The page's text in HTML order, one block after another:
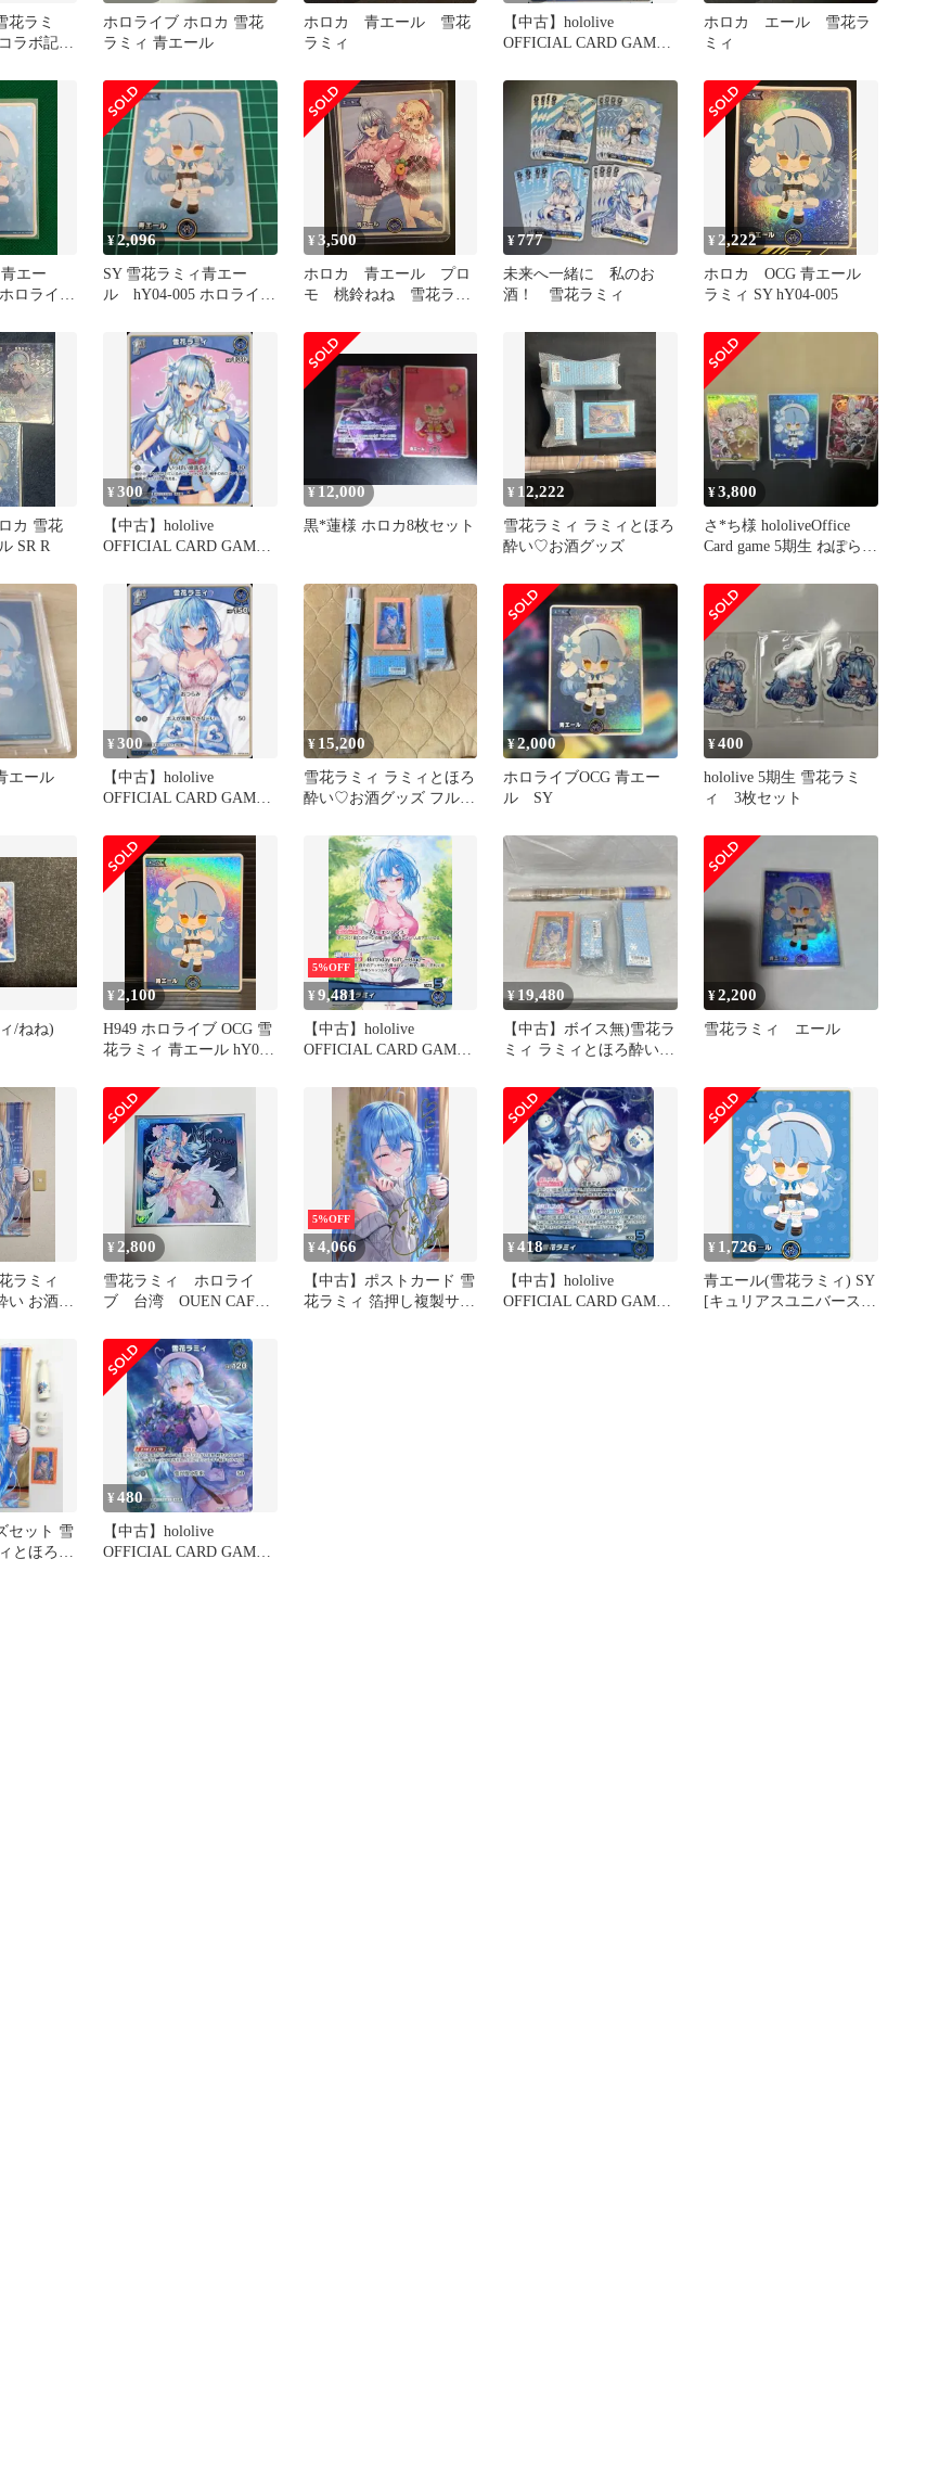
ラミ
ラボ記
ホロライブ ホロカ 雪花
ラミィ 青エール
ホロカ 青エール 雪花
ラミィ
【中古】hololive
OFFICIAL CARD GAME
ィ
ホロカ エール 雪花ラ
ミィ
エー
ロライブ
¥2,096
SY 雪花ラミィ青エー
ル hY04-005 ホロライブ
¥3,500
ホロカ 青エール プロ
モ 桃鈴ねね 雪花ラミ
¥777
未来へ一緒に 私のお
酒！ 雪花ラミィ
¥ 2,222
ホロカ OCG 青エール
ラミィ SY hY04-005
カ 雪花
SR R
¥300
【中古】hololive
OFFICIAL CARD GAME
¥12,000
黒*蓮様 ホロカ8枚セット
¥ 12,222
雪花ラミィ ラミィとほろ
酔い♡お酒グッズ
¥3,800
さ*ち様 hololiveOffice
Card game 5期生 ねぽらぼ
エール
¥300
【中古】hololive
OFFICIAL CARD GAME
ィ
¥ 15,200
雪花ラミィ ラミィとほろ
酔い♡お酒グッズ フルセ
¥2,000
ホロライブOCG 青エー
ル SY
¥400
hololive 5期生 雪花ラミ
ィ 3枚セット
/ねね)
¥ 2,100
H949 ホロライブ OCG 雪
花ラミィ 青エール hY04-
5%OFF
¥9,481
【中古】hololive
OFFICIAL CARD GAME
ィ/[フルセット購入特典]
¥19,480
【中古】ボイス無)雪花ラ
ミィ ラミィとほろ酔い&
直筆サイン入りポストカ
ード入[91]
¥2,200
雪花ラミィ エール
ラミィ
い お酒グ
¥ 2,800
雪花ラミィ ホロライ
ブ 台湾 OUEN CAFE
5%OFF
¥4,066
【中古】ポストカード 雪
花ラミィ 箔押し複製サイ
¥418
【中古】hololive
OFFICIAL CARD GAME
¥ 1,726
青エール(雪花ラミィ) SY
[キュリアスユニバース]
セット 雪
とほろ酔
¥480
【中古】hololive
OFFICIAL CARD GAME